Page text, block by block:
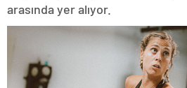
arasında yer alıyor.